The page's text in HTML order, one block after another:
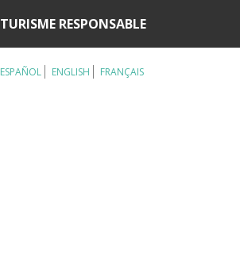
TURISME RESPONSABLE
ESPAÑOL ENGLISH FRANÇAIS